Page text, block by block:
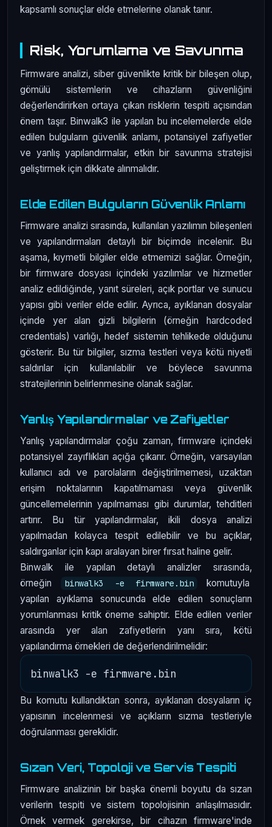
kapsamlı sonuçlar elde etmelerine olanak tanır.
Risk, Yorumlama ve Savunma
Firmware analizi, siber güvenlikte kritik bir bileşen olup,
gömülü sistemlerin ve cihazların güvenliğini
değerlendirirken ortaya çıkan risklerin tespiti açısından
önem taşır. Binwalk3 ile yapılan bu incelemelerde elde
edilen bulguların güvenlik anlamı, potansiyel zafiyetler
ve yanlış yapılandırmalar, etkin bir savunma stratejisi
geliştirmek için dikkate alınmalıdır.
Elde Edilen Bulguların Güvenlik Anlamı
Firmware analizi sırasında, kullanılan yazılımın bileşenleri
ve yapılandırmaları detaylı bir biçimde incelenir. Bu
aşama, kıymetli bilgiler elde etmemizi sağlar. Örneğin,
bir firmware dosyası içindeki yazılımlar ve hizmetler
analiz edildiğinde, yanıt süreleri, açık portlar ve sunucu
yapısı gibi veriler elde edilir. Ayrıca, ayıklanan dosyalar
içinde yer alan gizli bilgilerin (örneğin hardcoded
credentials) varlığı, hedef sistemin tehlikede olduğunu
gösterir. Bu tür bilgiler, sızma testleri veya kötü niyetli
saldırılar için kullanılabilir ve böylece savunma
stratejilerinin belirlenmesine olanak sağlar.
Yanlış Yapılandırmalar ve Zafiyetler
Yanlış yapılandırmalar çoğu zaman, firmware içindeki
potansiyel zayıflıkları açığa çıkarır. Örneğin, varsayılan
kullanıcı adı ve parolaların değiştirilmemesi, uzaktan
erişim noktalarının kapatılmaması veya güvenlik
güncellemelerinin yapılmaması gibi durumlar, tehditleri
artırır. Bu tür yapılandırmalar, ikili dosya analizi
yapılmadan kolayca tespit edilebilir ve bu açıklar,
saldırganlar için kapı aralayan birer fırsat haline gelir.
Binwalk ile yapılan detaylı analizler sırasında,
örneğin
binwalk3 -e firmware.bin
komutuyla
yapılan ayıklama sonucunda elde edilen sonuçların
yorumlanması kritik öneme sahiptir. Elde edilen veriler
arasında yer alan zafiyetlerin yanı sıra, kötü
yapılandırma örnekleri de değerlendirilmelidir:
Bu komutu kullandıktan sonra, ayıklanan dosyaların iç
yapısının incelenmesi ve açıkların sızma testleriyle
doğrulanması gereklidir.
Sızan Veri, Topoloji ve Servis Tespiti
Firmware analizinin bir başka önemli boyutu da sızan
verilerin tespiti ve sistem topolojisinin anlaşılmasıdır.
Örnek vermek gerekirse, bir cihazın firmware'inde